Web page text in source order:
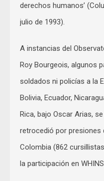
derechos humanos’
julio de 1993).
A instancias del
Roy Bourgeois, algunos
soldados ni policías a la
Bolivia, Ecuador,
Rica, bajo Oscar Arias,
retrocedió por presiones
Colombia (862
la participación en